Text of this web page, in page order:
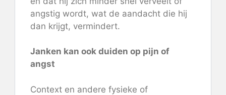
angstig wordt, wat de aandacht die hij
dan krijgt, vermindert.
Janken kan ook duiden op pijn of
angst
Context en andere fysieke of